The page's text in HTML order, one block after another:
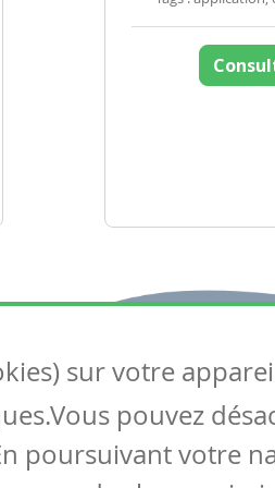
Suivez-nous
Contactez-nous
Soutien scolaire
sur votre
pouvez
poursuivant votre